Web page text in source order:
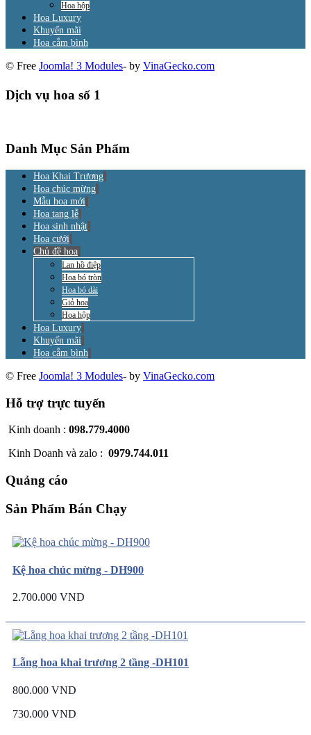
Hoa hộp
Hoa Luxury
Khuyến mãi
Hoa cắm bình
© Free Joomla! 3 Modules- by VinaGecko.com
Dịch vụ hoa số 1
Danh Mục Sản Phẩm
Hoa Khai Trương
Hoa chúc mừng
Mẫu hoa mới
Hoa tang lễ
Hoa sinh nhật
Hoa cưới
Chủ đề hoa
Lan hồ điệp
Hoa bó tròn
Hoa bó dài
Giỏ hoa
Hoa hộp
Hoa Luxury
Khuyến mãi
Hoa cắm bình
© Free Joomla! 3 Modules- by VinaGecko.com
Hỗ trợ trực tuyến
Kinh doanh : 098.779.4000
Kinh Doanh và zalo : 0979.744.011
Quảng cáo
Sản Phẩm Bán Chạy
Kệ hoa chúc mừng - DH900
2.700.000 VND
Lẵng hoa khai trương 2 tầng -DH101
800.000 VND
730.000 VND